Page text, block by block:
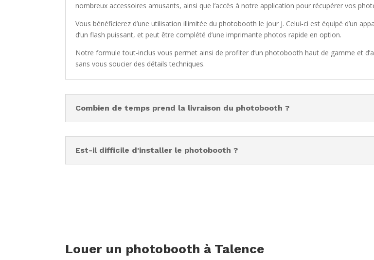
nombreux accessoires amusants, ainsi que l’accès à notre application pour récupérer vos
Vous bénéficierez d’une utilisation illimitée du photobooth le jour J. Celui-ci est équipé d’un
d’un flash puissant, et peut être complété d’une imprimante photos rapide en option.
Notre formule tout-inclus vous permet ainsi de profiter d’un photobooth haut de gamme et
sans vous soucier des détails techniques.
Combien de temps prend la livraison du photobooth ?
Est-il difficile d'installer le photobooth ?
Louer un photobooth à Talence